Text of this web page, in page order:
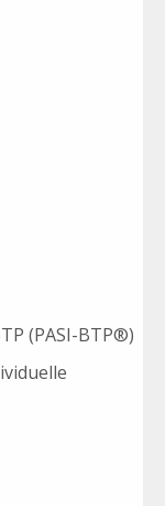
(PASI-BTP®)